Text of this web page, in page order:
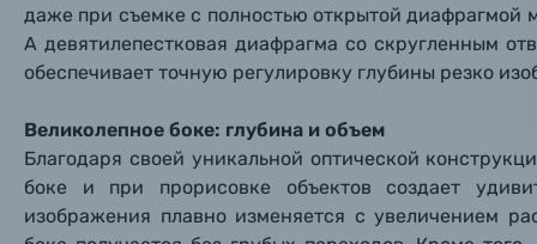
Осветительное оборудование
Фоторамки
Фотоальбомы
даже при съемке с полностью открытой диафрагмой
А девятилепестковая диафрагма со скругленным
обеспечивает точную регулировку глубины резко
Великолепное боке: глубина и объем
Благодаря своей уникальной оптической
боке и при прорисовке объектов создает
изображения плавно изменяется с увеличением